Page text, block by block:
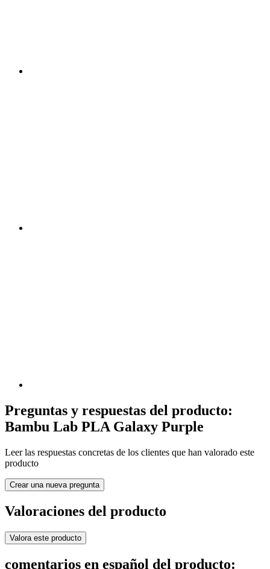
Preguntas y respuestas del producto:
Bambu Lab PLA Galaxy Purple
Leer las respuestas concretas de los clientes que han valorado este
producto
Crear una nueva pregunta
Valoraciones del producto
Valora este producto
comentarios en español del producto: